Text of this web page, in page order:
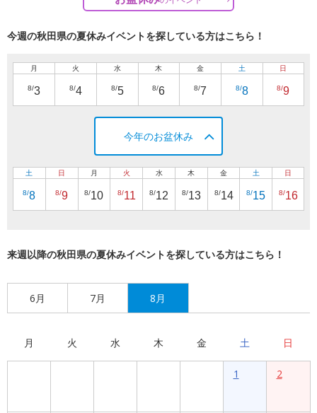
今週の秋田県の夏休みイベントを探している方はこちら！
月
8/3
火
8/4
水
8/5
木
8/6
金
8/7
土
8/8
日
8/9
今年のお盆休み
土
8/8
日
8/9
月
8/10
火
8/11
水
8/12
木
8/13
金
8/14
土
8/15
日
8/16
来週以降の秋田県の夏休みイベントを探している方はこちら！
6月 7月 8月
月 火 水 木 金 土 日
1 2